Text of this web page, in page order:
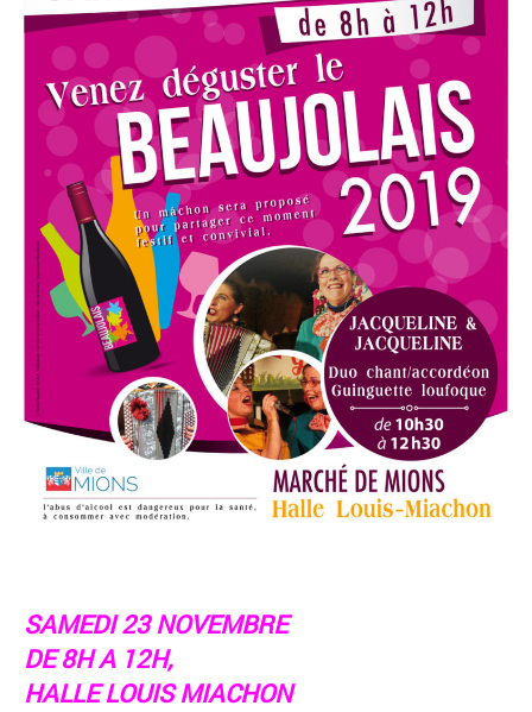
SAMEDI 23 NOVEMBRE
DE 8H A 12H,
HALLE LOUIS MIACHON